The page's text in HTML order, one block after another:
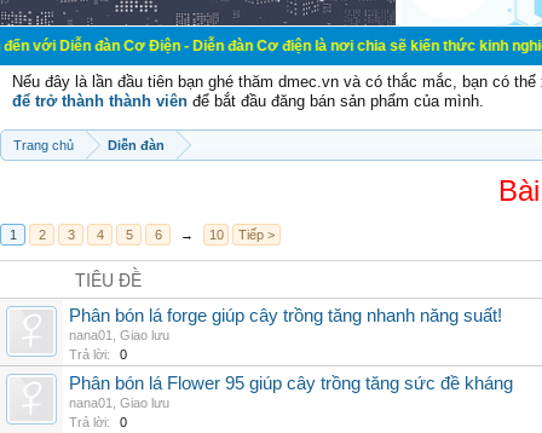
đàn Cơ Điện - Diễn đàn Cơ điện là nơi chia sẽ kiến thức kinh nghiệm trong
Nếu đây là lần đầu tiên bạn ghé thăm dmec.vn và có thắc mắc, bạn có
để trở thành thành viên để bắt đầu đăng bán sản phẩm của mình.
Trang chủ Diễn đàn
1 2 3 4 5 6 → 10 Tiếp >
TIÊU ĐỀ
Phân bón lá forge giúp cây trồng tăng nhanh năng suất!
nana01
Giao lưu
Trả lời:
0
Phân bón lá Flower 95 giúp cây trồng tăng sức đề kháng
nana01
Giao lưu
Trả lời:
0